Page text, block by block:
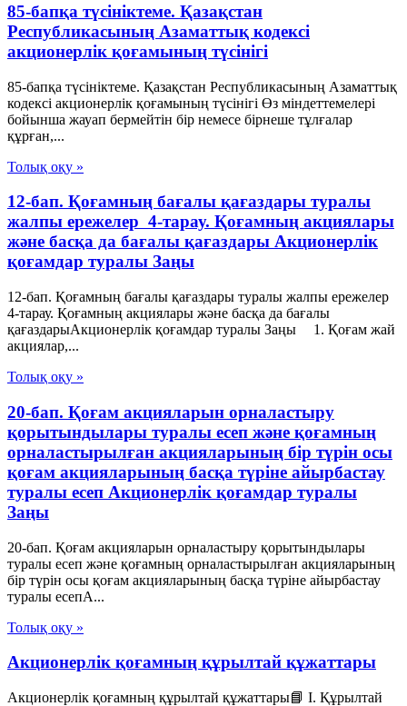
85-бапқа түсініктеме. Қазақстан
Республикасының Азаматтық кодексі
акционерлік қоғамының түсінігі
85-бапқа түсініктеме. Қазақстан Республикасының Азаматтық
кодексі акционерлік қоғамының түсінігі Өз міндеттемелері
бойынша жауап бермейтін бір немесе бірнеше тұлғалар
құрған,...
Толық оқу »
12-бап. Қоғамның бағалы қағаздары туралы
жалпы ережелер 4-тарау. Қоғамның акциялары
және басқа да бағалы қағаздары Акционерлік
қоғамдар туралы Заңы
12-бап. Қоғамның бағалы қағаздары туралы жалпы ережелер
4-тарау. Қоғамның акциялары және басқа да бағалы
қағаздарыАкционерлік қоғамдар туралы Заңы 1. Қоғам жай
акциялар,...
Толық оқу »
20-бап. Қоғам акцияларын орналастыру
қорытындылары туралы есеп және қоғамның
орналастырылған акцияларының бір түрін осы
қоғам акцияларының басқа түріне айырбастау
туралы есеп Акционерлік қоғамдар туралы
Заңы
20-бап. Қоғам акцияларын орналастыру қорытындылары
туралы есеп және қоғамның орналастырылған акцияларының
бір түрін осы қоғам акцияларының басқа түріне айырбастау
туралы есепА...
Толық оқу »
Акционерлік қоғамның құрылтай құжаттары
Акционерлік қоғамның құрылтай құжаттары📘 I. Құрылтай